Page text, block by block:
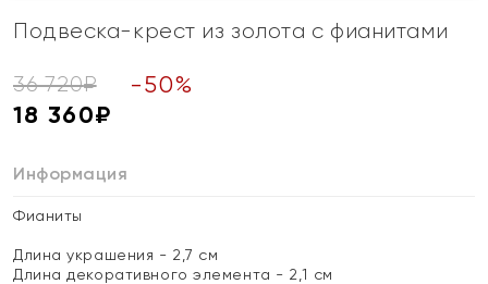
Подвеска-крест из золота с фианитами
36 720₽ -50%
18 360₽
Информация
Фианиты
Длина украшения - 2,7 см
Длина декоративного элемента - 2,1 см